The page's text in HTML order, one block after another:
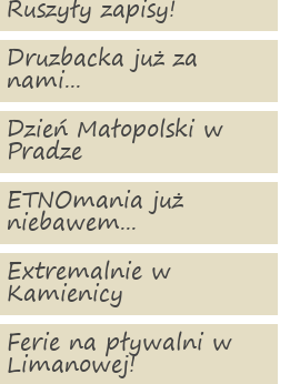
Ruszyły zapisy!
Druzbacka już za
nami...
Dzień Małopolski w
Pradze
ETNOmania już
niebawem...
Extremalnie w
Kamienicy
Ferie na pływalni w
Limanowej!